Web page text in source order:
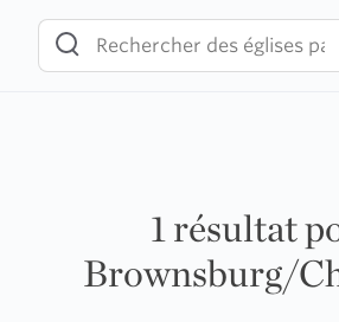
content
1 résultat
Brownsburg/